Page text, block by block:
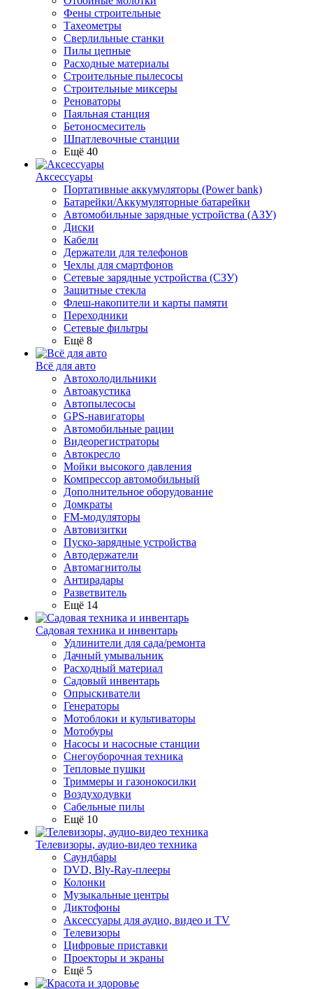
Фены строительные
Тахеометры
Сверлильные станки
Пилы цепные
Расходные материалы
Строительные пылесосы
Строительные миксеры
Реноваторы
Паяльная станция
Бетоносмеситель
Шпатлевочные станции
Ещё 40
Аксессуары
Портативные аккумуляторы (Power bank)
Батарейки/Аккумуляторные батарейки
Автомобильные зарядные устройства (АЗУ)
Диски
Кабели
Держатели для телефонов
Чехлы для смартфонов
Сетевые зарядные устройства (СЗУ)
Защитные стекла
Флеш-накопители и карты памяти
Переходники
Сетевые фильтры
Ещё 8
Всё для авто
Автохолодильники
Автоакустика
Автопылесосы
GPS-навигаторы
Автомобильные рации
Видеорегистраторы
Автокресло
Мойки высокого давления
Компрессор автомобильный
Дополнительное оборудование
Домкраты
FM-модуляторы
Автовизитки
Пуско-зарядные устройства
Автодержатели
Автомагнитолы
Антирадары
Разветвитель
Ещё 14
Садовая техника и инвентарь
Удлинители для сада/ремонта
Дачный умывальник
Расходный материал
Садовый инвентарь
Опрыскиватели
Генераторы
Мотоблоки и культиваторы
Мотобуры
Насосы и насосные станции
Снегоуборочная техника
Тепловые пушки
Триммеры и газонокосилки
Воздуходувки
Сабельные пилы
Ещё 10
Телевизоры, аудио-видео техника
Саундбары
DVD, Bly-Ray-плееры
Колонки
Музыкальные центры
Диктофоны
Аксессуары для аудио, видео и TV
Телевизоры
Цифровые приставки
Проекторы и экраны
Ещё 5